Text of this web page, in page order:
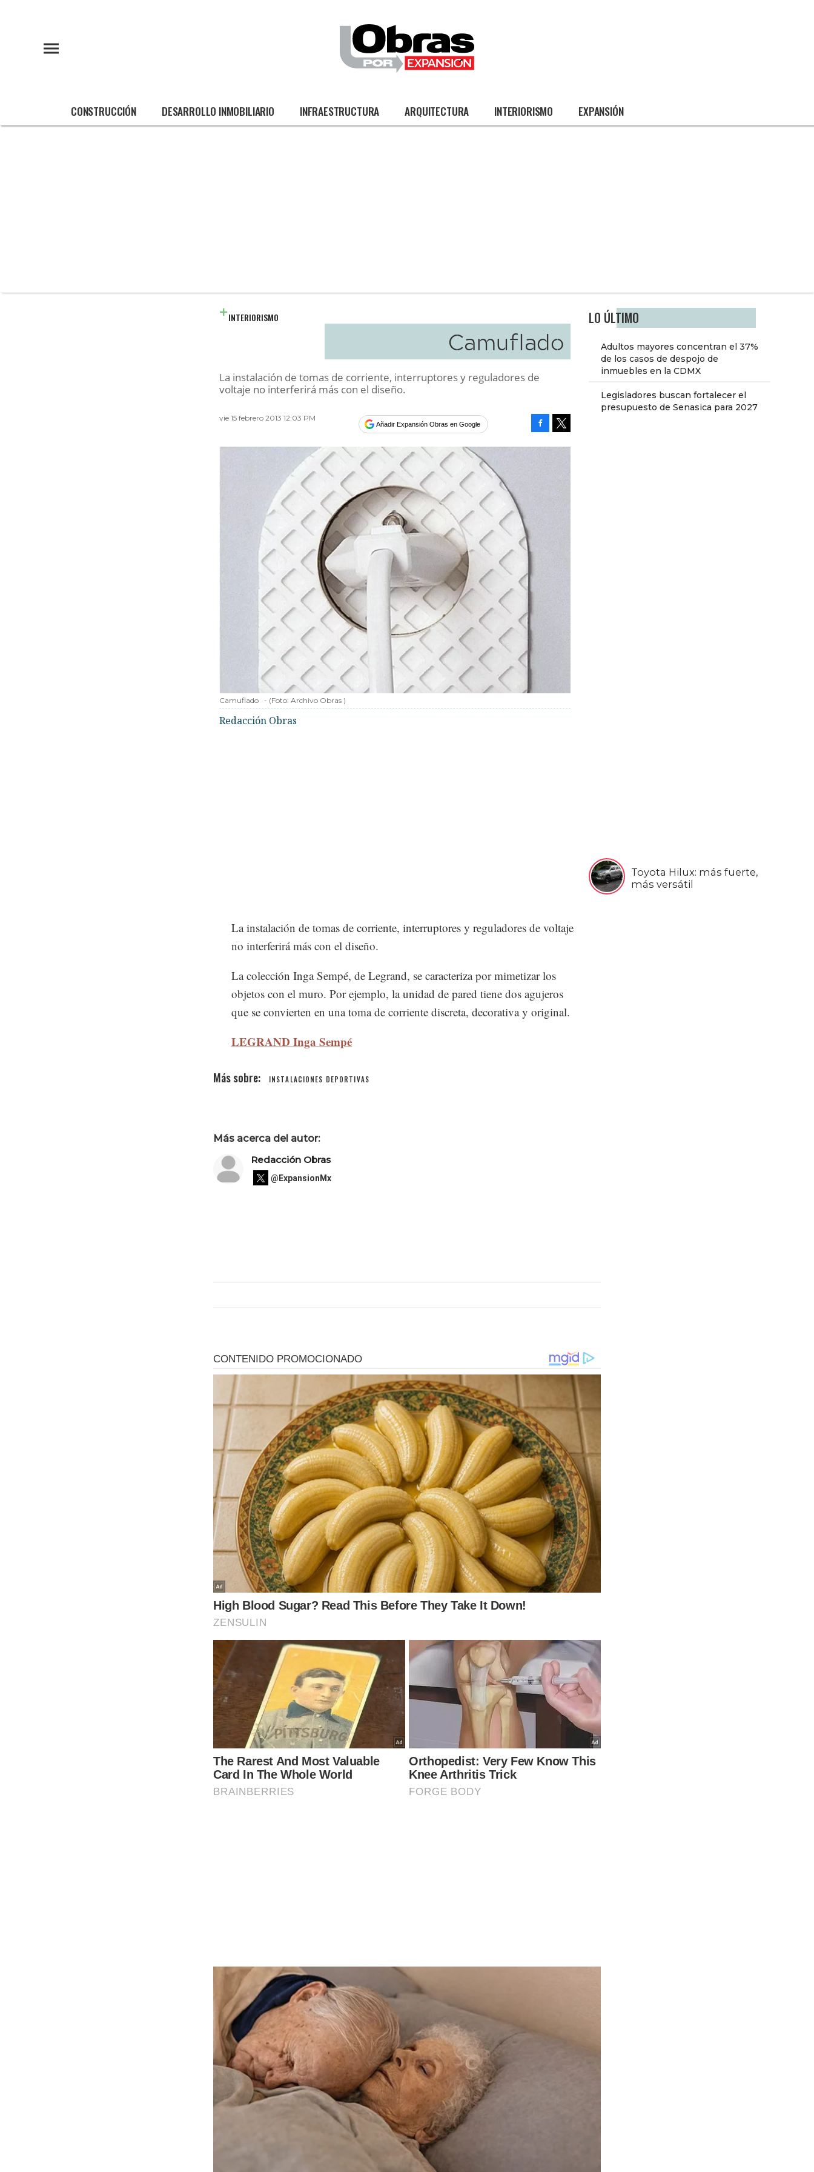
CONSTRUCCIÓN DESARROLLO INMOBILIARIO INFRAESTRUCTURA ARQUITECTURA INTERIORISMO EXPANSIÓN
LO ÚLTIMO
Adultos mayores concentran el 37%
de los casos de despojo de
inmuebles en la CDMX
Legisladores buscan fortalecer el
presupuesto de Senasica para 2027
Toyota Hilux: más fuerte,
más versátil
INTERIORISMO
Camuflado
La instalación de tomas de corriente, interruptores y reguladores de
voltaje no interferirá más con el diseño.
vie 15 febrero 2013 12:03 PM
Añadir Expansión Obras en Google
Camuflado - (Foto: Archivo Obras )
Redacción Obras
La instalación de tomas de corriente, interruptores y reguladores de voltaje
no interferirá más con el diseño.
La colección Inga Sempé, de Legrand, se caracteriza por mimetizar los
objetos con el muro. Por ejemplo, la unidad de pared tiene dos agujeros
que se convierten en una toma de corriente discreta, decorativa y original.
LEGRAND Inga Sempé
INSTALACIONES DEPORTIVAS
Más acerca del autor:
Redacción Obras
@ExpansionMx